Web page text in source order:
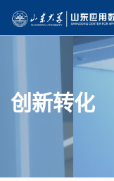
创新转化